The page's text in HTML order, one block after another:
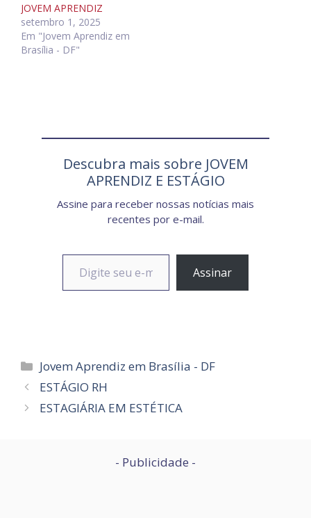
JOVEM APRENDIZ
setembro 1, 2025
Em "Jovem Aprendiz em
Brasília - DF"
Descubra mais sobre JOVEM
APRENDIZ E ESTÁGIO
Assine para receber nossas notícias mais
recentes por e-mail.
Digite seu e-mail…
Assinar
Categorias
Jovem Aprendiz em Brasília - DF
ESTÁGIO RH
ESTAGIÁRIA EM ESTÉTICA
- Publicidade -